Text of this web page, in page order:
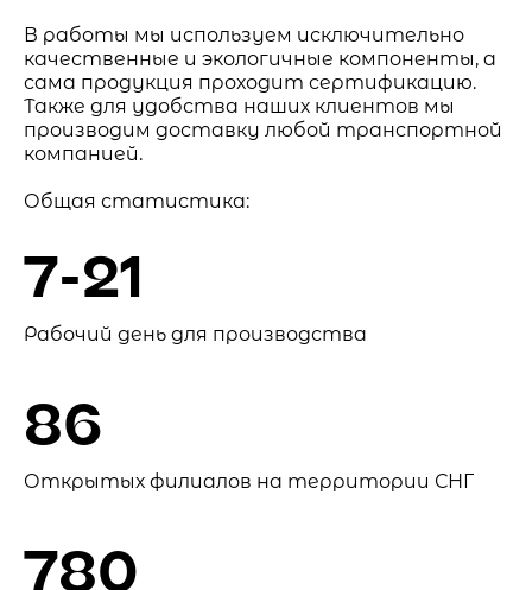
В работы мы используем исключительно
качественные и экологичные компоненты, а
сама продукция проходит сертификацию.
Также для удобства наших клиентов мы
производим доставку любой транспортной
компанией.
Общая статистика:
7-21
Рабочий день для производства
86
Открытых филиалов на территории СНГ
780